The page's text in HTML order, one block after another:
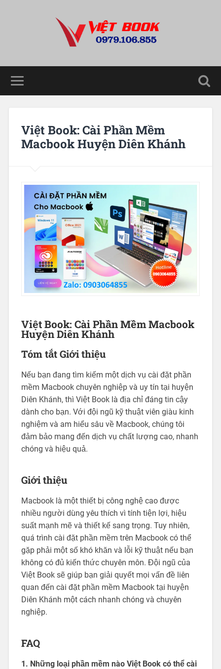
Việt Book: Cài Phần Mềm
Macbook Huyện Diên Khánh
Việt Book: Cài Phần Mềm Macbook
Huyện Diên Khánh
Tóm tắt Giới thiệu
Nếu bạn đang tìm kiếm một dịch vụ cài đặt phần
mềm Macbook chuyên nghiệp và uy tín tại huyện
Diên Khánh, thì Việt Book là địa chỉ đáng tin cậy
dành cho bạn. Với đội ngũ kỹ thuật viên giàu kinh
nghiệm và am hiểu sâu về Macbook, chúng tôi
đảm bảo mang đến dịch vụ chất lượng cao, nhanh
chóng và hiệu quả.
Giới thiệu
Macbook là một thiết bị công nghệ cao được
nhiều người dùng yêu thích vì tính tiện lợi, hiệu
suất mạnh mẽ và thiết kế sang trọng. Tuy nhiên,
quá trình cài đặt phần mềm trên Macbook có thể
gặp phải một số khó khăn và lỗi kỹ thuật nếu bạn
không có đủ kiến thức chuyên môn. Đội ngũ của
Việt Book sẽ giúp bạn giải quyết mọi vấn đề liên
quan đến cài đặt phần mềm Macbook tại huyện
Diên Khánh một cách nhanh chóng và chuyên
nghiệp.
FAQ
1. Những loại phần mềm nào Việt Book có thể cài